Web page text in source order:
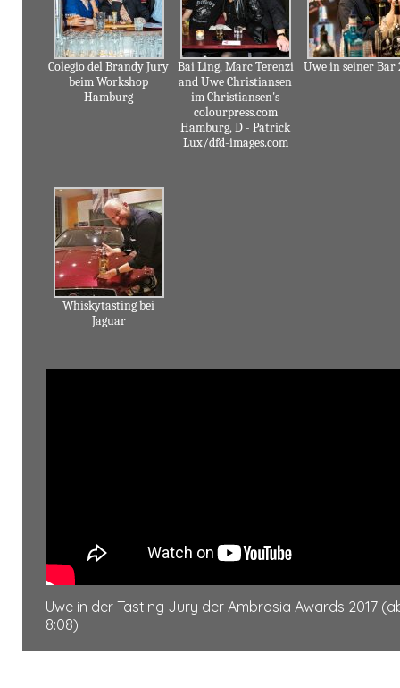
Colegio del Brandy Jury
beim Workshop
Hamburg
Bai Ling, Marc Terenzi
and Uwe Christiansen
im Christiansen's
colourpress.com
Hamburg, D - Patrick
Lux/dfd-images.com
Uwe in seiner Bar
Whiskytasting bei
Jaguar
Uwe in der Tasting Jury der Ambrosia Awards 2017
8:08)